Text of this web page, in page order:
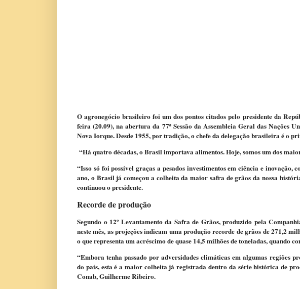
O agronegócio brasileiro foi um dos pontos citados pelo presidente da
feira (20.09), na abertura da 77ª Sessão da Assembleia Geral das Nações
Nova Iorque. Desde 1955, por tradição, o chefe da delegação brasileira é o
“Há quatro décadas, o Brasil importava alimentos. Hoje, somos um dos
“Isso só foi possível graças a pesados investimentos em ciência e inovação,
ano, o Brasil já começou a colheita da maior safra de grãos da nossa
continuou o presidente.
Recorde de produção
Segundo o 12º Levantamento da Safra de Grãos, produzido pela
neste mês, as projeções indicam uma produção recorde de grãos de 271,2
o que representa um acréscimo de quase 14,5 milhões de toneladas, quando
“Embora tenha passado por adversidades climáticas em algumas regiões
do país, esta é a maior colheita já registrada dentro da série histórica de
Conab, Guilherme Ribeiro.